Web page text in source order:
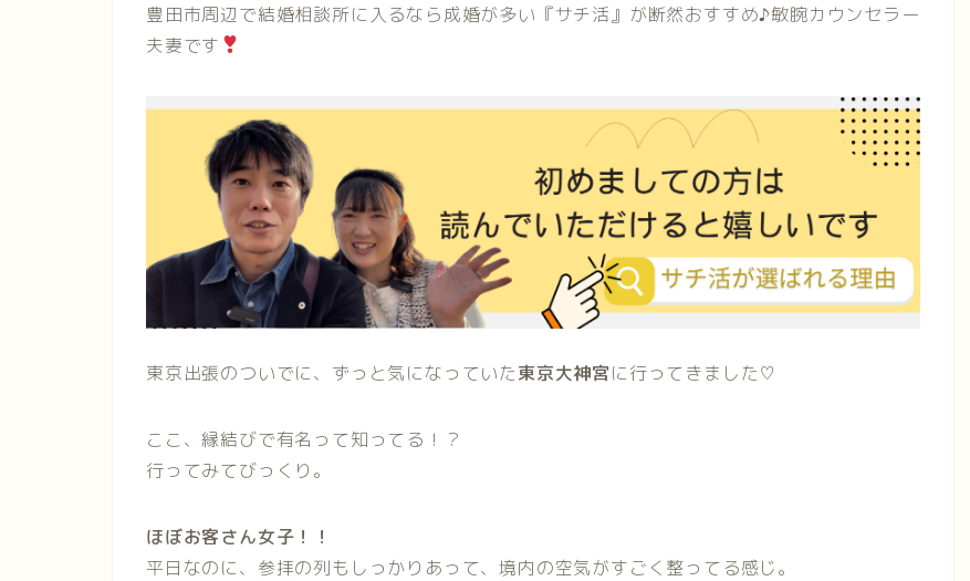
豊田市周辺で結婚相談所に入るなら成婚が多い『サチ活』が断然おすすめ♪敏腕カウンセラー
夫妻です
東京出張のついでに、ずっと気になっていた東京大神宮に行ってきました♡
ここ、縁結びで有名って知ってる！？
行ってみてびっくり。
ほぼお客さん女子！！
平日なのに、参拝の列もしっかりあって、境内の空気がすごく整ってる感じ。